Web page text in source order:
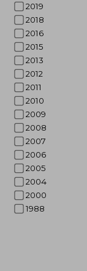
2019
2018
2016
2015
2013
2012
2011
2010
2009
2008
2007
2006
2005
2004
2000
1988